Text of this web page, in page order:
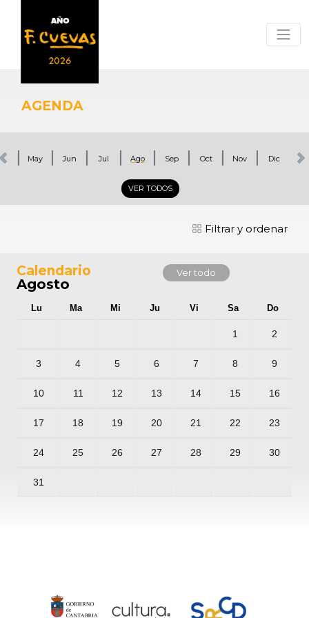
AGENDA
May Jun Jul Ago Sep Oct Nov Dic
VER TODOS
Filtrar y ordenar
Calendario
Agosto
Ver todo
Lu Ma Mi Ju Vi Sa Do
1 2
3 4 5 6 7 8 9
10 11 12 13 14 15 16
17 18 19 20 21 22 23
24 25 26 27 28 29 30
31